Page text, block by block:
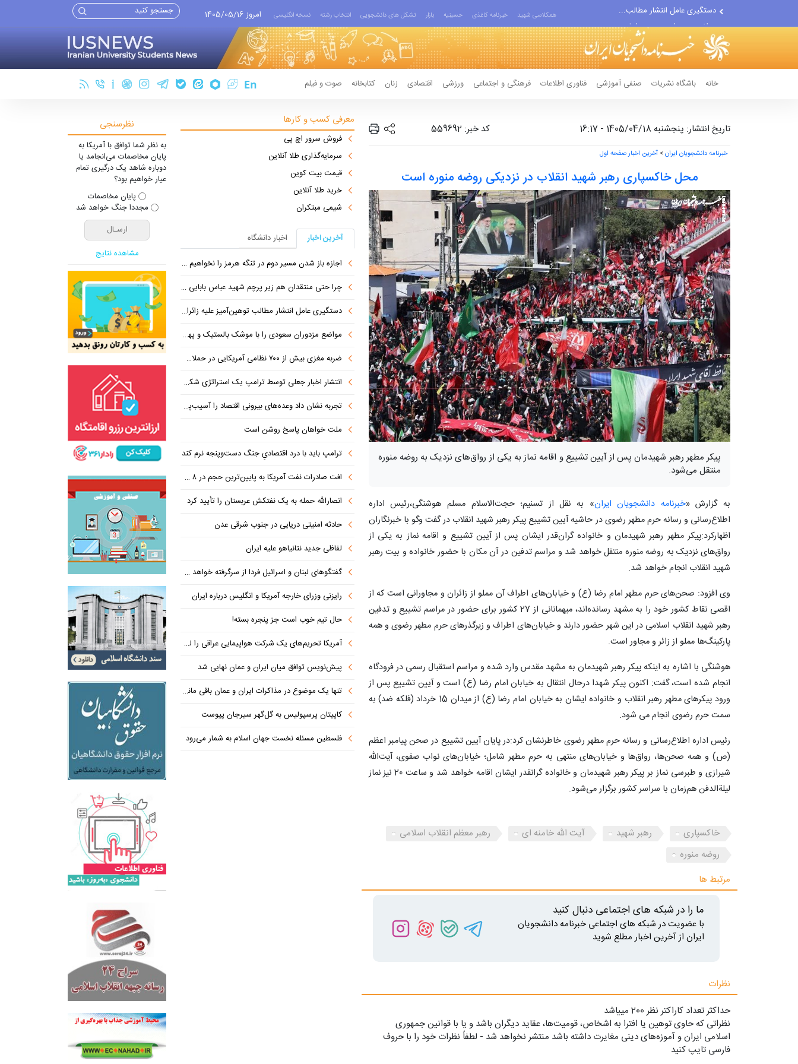
مواضع مزدوران سعودی را با...
ضربه مغزی بیش از ۷۰۰ نظامی...
همکلاسی شهید خبرنامه کاغذی حسینیه بازار تشکل های دانشجویی انتخاب رشته نسخه انگلیسی امروز 1405/05/16
خانه باشگاه نشریات صنفی آموزشی فناوری اطلاعات فرهنگی و اجتماعی ورزشی اقتصادی زنان کتابخانه صوت و فیلم
تاریخ انتشار: پنجشنبه 1405/04/18 - 16:17 کد خبر: 559692
خبرنامه دانشجویان ایران> آخرین اخبار صفحه اول
محل خاکسپاری رهبر شهید انقلاب در نزدیکی روضه منوره است
پیکر مطهر رهبر شهیدمان پس از آیین تشییع و اقامه نماز به یکی از رواق‌های نزدیک به روضه منوره
منتقل می‌شود.
به گزارش «خبرنامه دانشجویان ایران» به نقل از تسنیم؛ حجت‌الاسلام مسلم هوشنگی،رئیس اداره
اطلاع‌رسانی و رسانه حرم مطهر رضوی در حاشیه آیین تشییع پیکر رهبر شهید انقلاب در گفت وگو با خبرنگاران
اظهارکرد:پیکر مطهر رهبر شهیدمان و خانواده گران‌قدر ایشان پس از آیین تشییع و اقامه نماز به یکی از
رواق‌های نزدیک به روضه منوره منتقل خواهد شد و مراسم تدفین در آن مکان با حضور خانواده و بیت رهبر
شهید انقلاب انجام خواهد شد.
وی افزود: صحن‌های حرم مطهر امام رضا (ع) و خیابان‌های اطراف آن مملو از زائران و مجاورانی است که از
اقصی نقاط کشور خود را به مشهد رسانده‌اند، میهمانانی از 27 کشور برای حضور در مراسم تشییع و تدفین
رهبر شهید انقلاب اسلامی در این شهر حضور دارند و خیابان‌های اطراف و زیرگذرهای حرم مطهر رضوی و همه
پارکینگ‌ها مملو از زائر و مجاور است.
هوشنگی با اشاره به اینکه پیکر رهبر شهیدمان به مشهد مقدس وارد شده و مراسم استقبال رسمی در فرودگاه
انجام شده است، گفت: اکنون پیکر شهدا درحال انتقال به خیابان امام رضا (ع) است و آیین تشییع پس از
ورود پیکرهای مطهر رهبر انقلاب و خانواده ایشان به خیابان امام رضا (ع) از میدان 15 خرداد (فلکه ضد) به
سمت حرم رضوی انجام می شود.
رئیس اداره اطلاع‌رسانی و رسانه حرم مطهر رضوی خاطرنشان کرد:در پایان آیین تشییع در صحن پیامبر اعظم
(ص) و همه صحن‌ها، رواق‌ها و خیابان‌های منتهی به حرم مطهر شامل؛ خیابان‌های نواب صفوی، آیت‌الله
شیرازی و طبرسی نماز بر پیکر رهبر شهیدمان و خانواده گرانقدر ایشان اقامه خواهد شد و ساعت 20 نیز نماز
لیلة‌الدفن هم‌زمان با سراسر کشور برگزار می‌شود.
خاکسپاری رهبر شهید آیت الله خامنه ای
رهبر معظم انقلاب اسلامی
روضه منوره
مرتبط ها
ما را در شبکه های اجتماعی دنبال کنید
با عضویت در شبکه های اجتماعی خبرنامه دانشجویان
ایران از آخرین اخبار مطلع شوید
نظرات
حداکثر تعداد کاراکتر نظر 200 ميياشد
نظراتی که حاوی توهین یا افترا به اشخاص، قومیت‌ها، عقاید دیگران باشد و یا با قوانین جمهوری
اسلامی ایران و آموزه‌های دینی مغایرت داشته باشد منتشر نخواهد شد - لطفاً نظرات خود را با حروف
فارسی تایپ کنید
معرفی کسب و کارها
فروش سرور اچ پی
سرمایه‌گذاری طلا آنلاین
قیمت بیت کوین
خرید طلا آنلاین
شیمی مبتکران
آخرین اخبار
اخبار دانشگاه
اجازه باز شدن مسیر دوم در تنگه هرمز را نخواهیم داد
چرا حتی منتقدان هم زیر پرچم شهید عباس بابایی ایستادند؟
دستگیری عامل انتشار مطالب توهین‌آمیز علیه زائران اربعین در فضای مجازی
مواضع مزدوران سعودی را با موشک بالستیک و پهپاد در هم شکستیم
ضربه مغزی بیش از ۷۰۰ نظامی آمریکایی در حملات ایران
انتشار اخبار جعلی توسط ترامپ یک استراتژی شکست خورده است
تجربه نشان داد وعده‌های بیرونی اقتصاد را آسیب‌پذیرتر می‌کند
ملت خواهان پاسخ روشن است
ترامپ باید با درد اقتصادیِ جنگ دست‌و‌پنجه نرم کند
افت صادرات نفت آمریکا به پایین‌ترین حجم در ۸ ماه اخیر
انصارالله حمله به یک نفتکش عربستان را تأیید کرد
حادثه امنیتی دریایی در جنوب شرقی عدن
لفاظی جدید نتانیاهو علیه ایران
گفتگوهای لبنان و اسرائیل فردا از سرگرفته خواهد شد!
رایزنی وزرای خارجه آمریکا و انگلیس درباره ایران
حال تیم خوب است جز پنجره بسته!
آمریکا تحریم‌های یک شرکت هواپیمایی عراقی را لغو کرد
پیش‌نویس توافق میان ایران و عمان نهایی شد
تنها یک موضوع در مذاکرات ایران و عمان باقی مانده است
کاپیتان پرسپولیس به گل‌گهر سیرجان پیوست
فلسطین مسئله نخست جهان اسلام به شمار می‌رود
نظرسنجی
به نظر شما توافق با آمریکا به
پایان مخاصمات می‌انجامد یا
دوباره شاهد یک درگیری تمام
عیار خواهیم بود؟
پایان مخاصمات
مجددا جنگ خواهد شد
مشاهده نتایج